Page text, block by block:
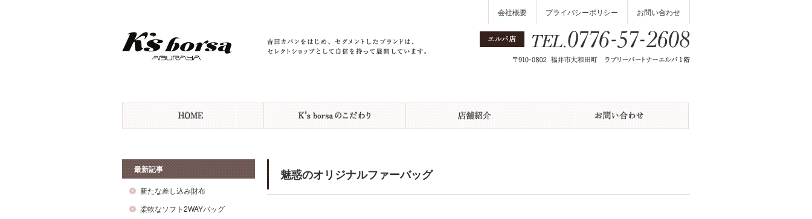
会社概要 プライバシーポリシー お問い合わせ
最新記事
新たな差し込み財布
柔軟なソフト2WAYバッグ
魅惑のオリジナルファーバッグ